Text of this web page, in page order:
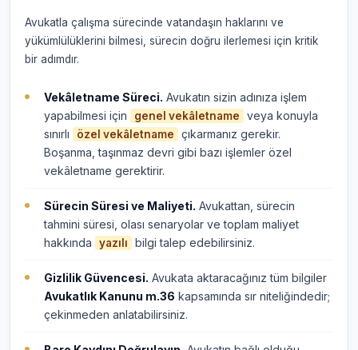
Avukatla çalışma sürecinde vatandaşın haklarını ve
yükümlülüklerini bilmesi, sürecin doğru ilerlemesi için kritik
bir adımdır.
Vekâletname Süreci. Avukatın sizin adınıza işlem
yapabilmesi için
genel vekâletname
veya konuyla
sınırlı
özel vekâletname
çıkarmanız gerekir.
Boşanma, taşınmaz devri gibi bazı işlemler özel
vekâletname gerektirir.
Sürecin Süresi ve Maliyeti. Avukattan, sürecin
tahmini süresi, olası senaryolar ve toplam maliyet
hakkında
yazılı bilgi talep edebilirsiniz.
Gizlilik Güvencesi. Avukata aktaracağınız tüm bilgiler
Avukatlık Kanunu m.36 kapsamında sır niteliğindedir;
çekinmeden anlatabilirsiniz.